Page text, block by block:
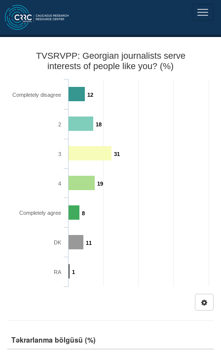
TVSRVPP: Georgian journalists serve
interests of people like you? (%)
12
18
31
19
8
11
1
Completely disagree
2
3
4
Completely agree
DK
RA
Təkrarlanma bölgüsü (%)